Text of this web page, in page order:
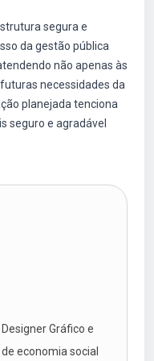
segura e
da gestão pública
não apenas às
necessidades da
planejada tenciona
seguro e agradável
Gráfico e
economia social